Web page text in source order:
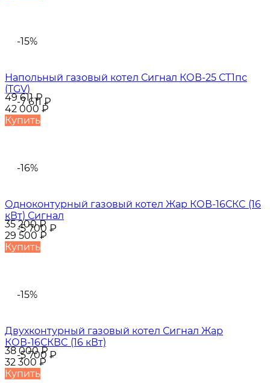
-15%
-7 611₽
Напольный газовый котел Сигнал КОВ-25 СТ1пс
(TGV)
49 611₽
42 000₽
Купить
-16%
-5 700 ₽
Одноконтурный газовый котел Жар КОВ-16СКC (16
кВт) Сигнал
35 200₽
29 500₽
Купить
-15%
-5 700₽
Двухконтурный газовый котел Сигнал Жар
КОВ-16СКВC (16 кВт)
38 000₽
32 300₽
Купить